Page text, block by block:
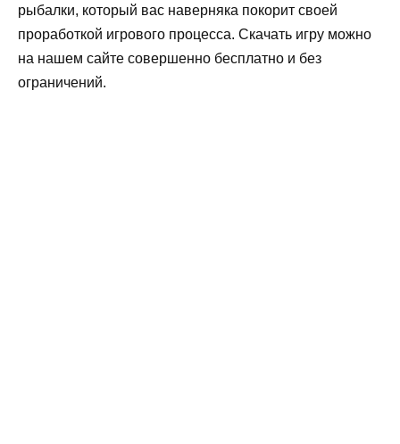
рыбалки, который вас наверняка покорит своей
проработкой игрового процесса. Скачать игру можно
на нашем сайте совершенно бесплатно и без
ограничений.